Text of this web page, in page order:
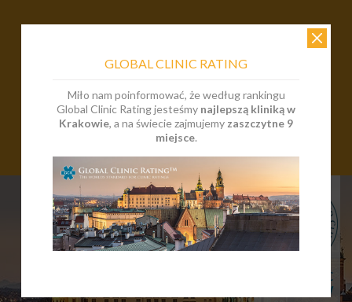
GLOBAL CLINIC RATING
Miło nam poinformować, że według rankingu
Global Clinic Rating jesteśmy najlepszą kliniką w
Krakowie, a na świecie zajmujemy zaszczytne 9
miejsce.